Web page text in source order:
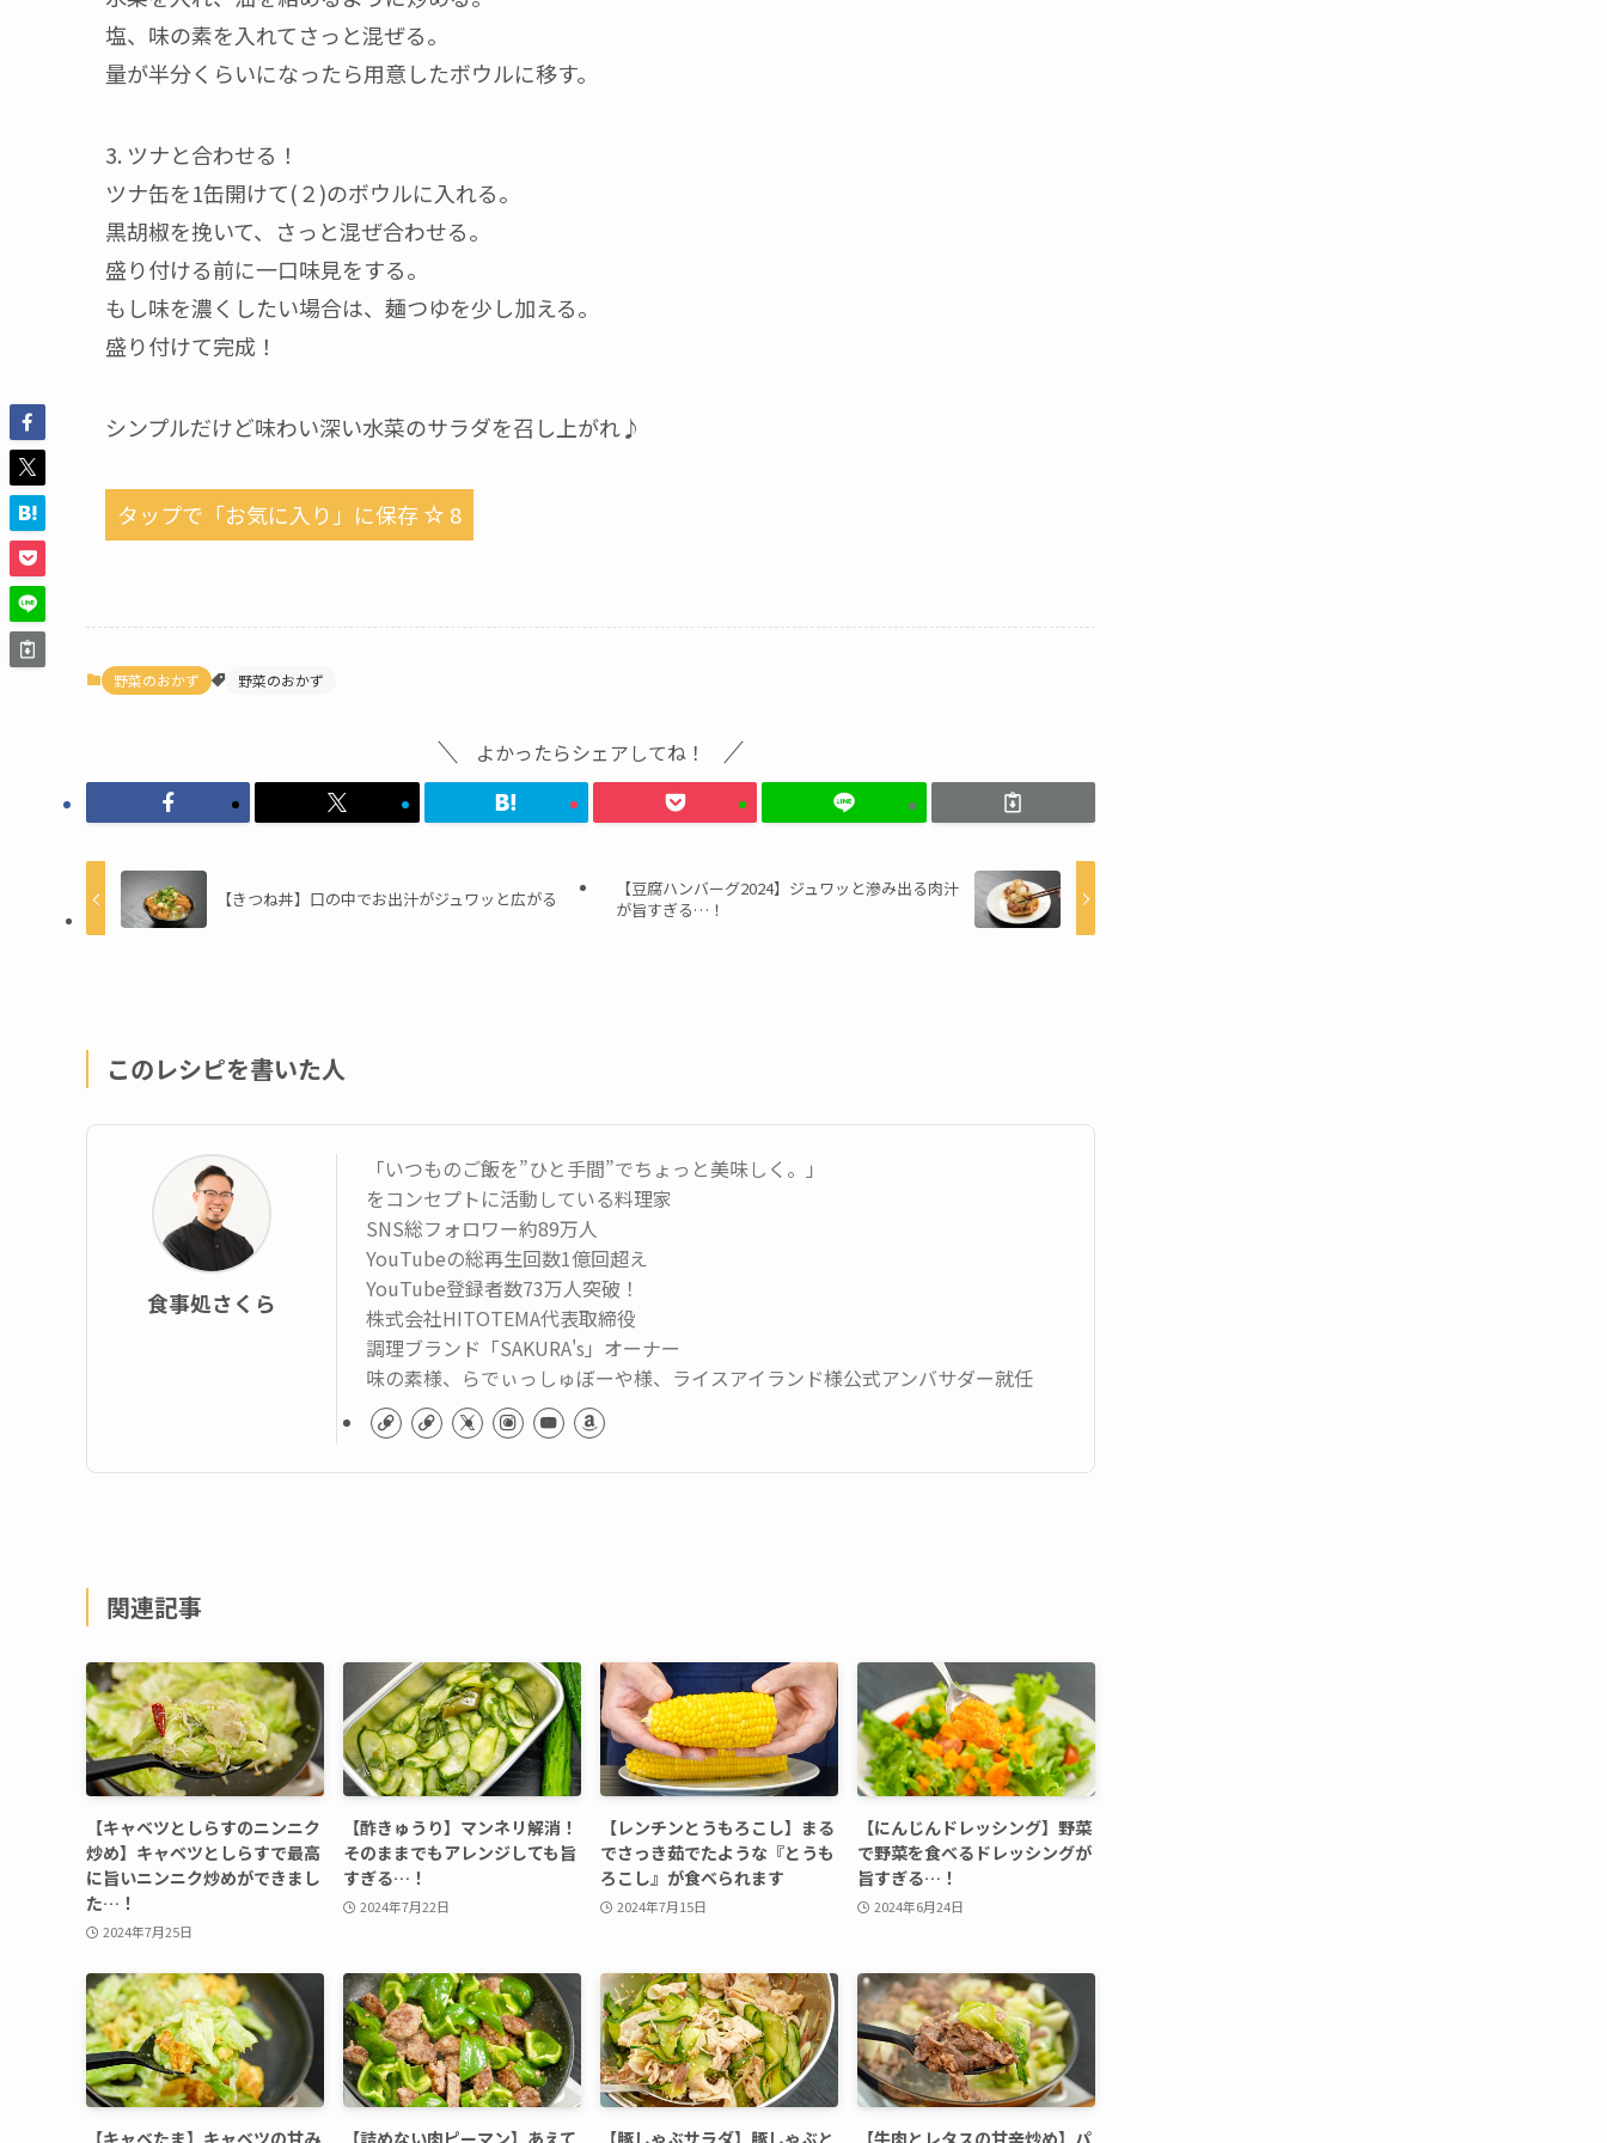
塩、味の素を入れてさっと混ぜる。
量が半分くらいになったら用意したボウルに移す。
3. ツナと合わせる！
ツナ缶を1缶開けて(２)のボウルに入れる。
黒胡椒を挽いて、さっと混ぜ合わせる。
盛り付ける前に一口味見をする。
もし味を濃くしたい場合は、麺つゆを少し加える。
盛り付けて完成！
シンプルだけど味わい深い水菜のサラダを召し上がれ♪
タップで「お気に入り」に保存 8
野菜のおかず 野菜のおかず
よかったらシェアしてね！
【きつね丼】口の中でお出汁がジュワッと広がる
【豆腐ハンバーグ2024】ジュワッと滲み出る肉汁
が旨すぎる…！
このレシピを書いた人
食事処さくら
「いつものご飯を”ひと手間”でちょっと美味しく。」
をコンセプトに活動している料理家
SNS総フォロワー約89万人
YouTubeの総再生回数1億回超え
YouTube登録者数73万人突破！
株式会社HITOTEMA代表取締役
調理ブランド「SAKURA's」オーナー
味の素様、らでぃっしゅぼーや様、ライスアイランド様公式アンバサダー就任
関連記事
【キャベツとしらすのニンニク
炒め】キャベツとしらすで最高
に旨いニンニク炒めができまし
た…！
2024年7月25日
【酢きゅうり】マンネリ解消！
そのままでもアレンジしても旨
すぎる…！
2024年7月22日
【レンチンとうもろこし】まる
でさっき茹でたような『とうも
ろこし』が食べられます
2024年7月15日
【にんじんドレッシング】野菜
で野菜を食べるドレッシングが
旨すぎる…！
2024年6月24日
【キャベたま】キャベツの甘み 【詰めない肉ピーマン】あえて 【豚しゃぶサラダ】豚しゃぶと 【牛肉とレタスの甘辛炒め】パ